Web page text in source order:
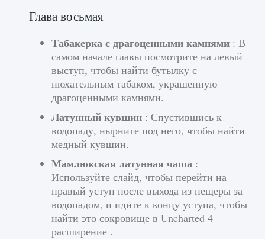
Глава восьмая
Табакерка с драгоценными камнями : В
самом начале главы посмотрите на левый
выступ, чтобы найти бутылку с
нюхательным табаком, украшенную
драгоценными камнями.
Латунный кувшин : Спустившись к
водопаду, нырните под него, чтобы найти
медный кувшин.
Мамлюкская латунная чаша :
Используйте слайд, чтобы перейти на
правый уступ после выхода из пещеры за
водопадом, и идите к концу уступа, чтобы
найти это сокровище в Uncharted 4
расширение .